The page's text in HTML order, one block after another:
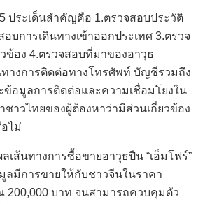
ประเด็นสำคัญคือ 1.ตรวจสอบประวัติ
บการเดินทางเข้าออกประเทศ 3.ตรวจ
ข้อง 4.ตรวจสอบที่มาของอาวุธ
ทางการติดต่อทางโทรศัพท์ บัญชีรวมถึง
ข้อมูลการติดต่อและความเชื่อมโยงใน
าวไทยของผู้ต้องหาว่ามีส่วนเกี่ยวข้อง
ไม่
เส้นทางการซื้อขายอาวุธปืน “เอ็มโฟร์”
ลมีการขายให้กับชาวจีนในราคา
200,000 บาท จนสามารถควบคุมตัว